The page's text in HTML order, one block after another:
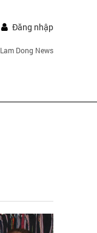
Đăng nhập
Lam Dong News